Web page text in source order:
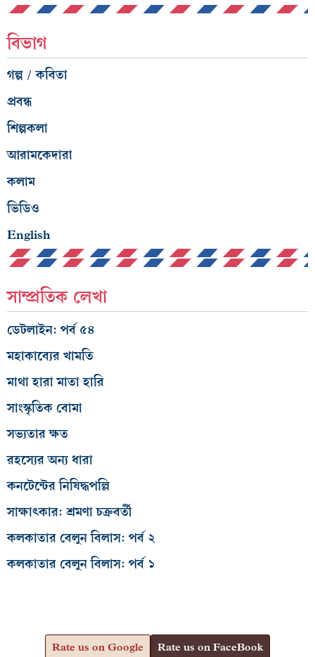
বিভাগ
গল্প / কবিতা
প্রবন্ধ
শিল্পকলা
আরামকেদারা
কলাম
ভিডিও
English
সাম্প্রতিক লেখা
ডেটলাইন: পর্ব ৫৪
মহাকাব্যের খামতি
মাথা হারা মাতা হারি
সাংস্কৃতিক বোমা
সভ্যতার ক্ষত
রহস্যের অন্য ধারা
কনটেন্টের নিষিদ্ধপল্লি
সাক্ষাৎকার: শ্রমণা চক্রবর্তী
কলকাতার বেলুন বিলাস: পর্ব ২
কলকাতার বেলুন বিলাস: পর্ব ১
Rate us on Google Rate us on FaceBook